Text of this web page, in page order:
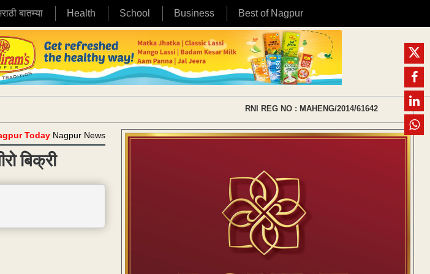
बातम्या Health School Business Best of Nagpur
RNI REG NO : MAHENG/2014/61642
Today Nagpur News
बिक्री